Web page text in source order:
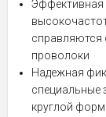
Эффективная
справляются
проволоки
Надежная
специальные
круглой